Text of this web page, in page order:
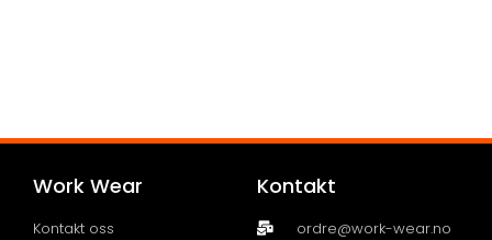
Work Wear
Kontakt oss
Kontakt
ordre@work-wear.no